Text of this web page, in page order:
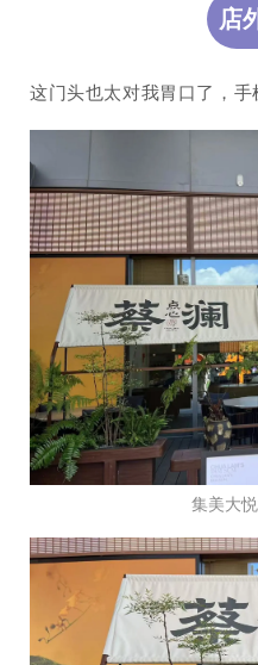
店
这门头也太对我胃口了，手
集美大